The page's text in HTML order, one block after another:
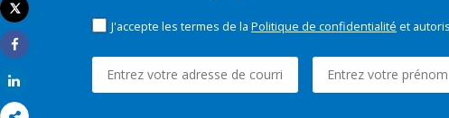
Imprimer
Tweet
Share
J'accepte les termes de la Politique de confidentialité et